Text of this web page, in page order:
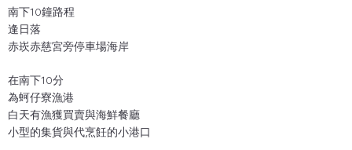
南下10鐘路程
逢日落
赤崁赤慈宮旁停車場海岸
在南下10分
為蚵仔寮漁港
白天有漁獲買賣與海鮮餐廳
小型的集貨與代烹飪的小港口